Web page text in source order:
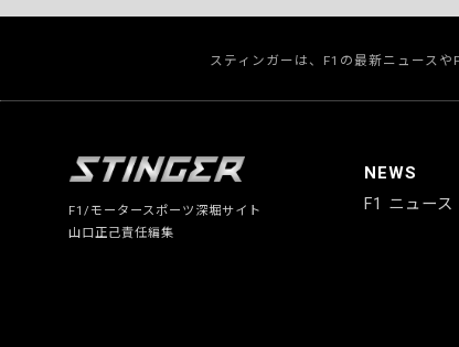
スティンガーは、F1の最新ニュース
F1/モータースポーツ深堀サイト
山口正己責任編集
NEWS
F1 ニュース